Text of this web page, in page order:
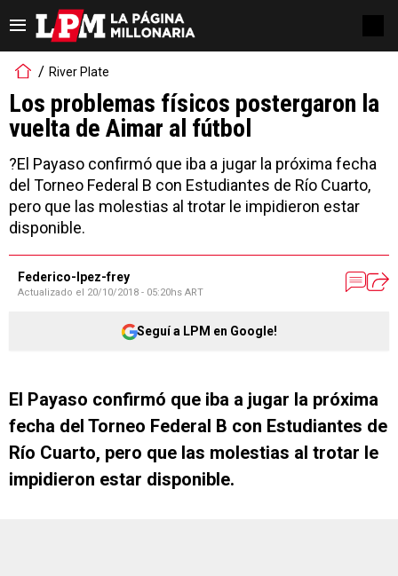
River Plate
Los problemas físicos postergaron la
vuelta de Aimar al fútbol
?El Payaso confirmó que iba a jugar la próxima fecha
del Torneo Federal B con Estudiantes de Río Cuarto,
pero que las molestias al trotar le impidieron estar
disponible.
Federico-lpez-frey
Actualizado el 20/10/2018 - 05:20hs ART
Seguí a LPM en Google!
El Payaso confirmó que iba a jugar la próxima
fecha del Torneo Federal B con Estudiantes de
Río Cuarto, pero que las molestias al trotar le
impidieron estar disponible.